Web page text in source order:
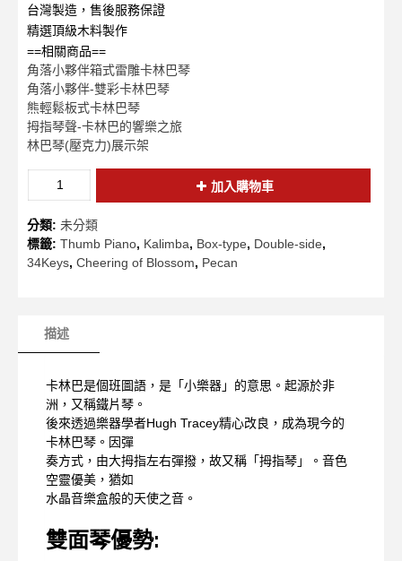
台灣製造，售後服務保證
精選頂級木料製作
==相關商品==
角落小夥伴箱式雷雕卡林巴琴
角落小夥伴-雙彩卡林巴琴
熊輕鬆板式卡林巴琴
拇指琴聲-卡林巴的響樂之旅
林巴琴(壓克力)展示架
加入購物車
分類: 未分類
標籤: Thumb Piano, Kalimba, Box-type, Double-side,
34Keys, Cheering of Blossom, Pecan
描述
卡林巴是個班圖語，是「小樂器」的意思。起源於非
洲，又稱鐵片琴。
後來透過樂器學者Hugh Tracey精心改良，成為現今的
卡林巴琴。因彈
奏方式，由大拇指左右彈撥，故又稱「拇指琴」。音色
空靈優美，猶如
水晶音樂盒般的天使之音。
雙面琴優勢: